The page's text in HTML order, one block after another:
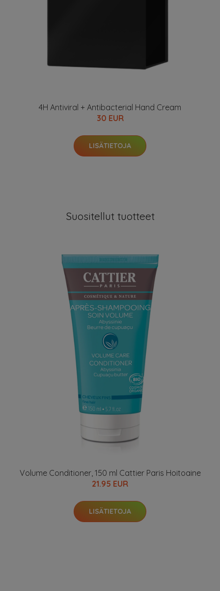
4H Antiviral + Antibacterial Hand Cream
30 EUR
LISÄTIETOJA
Suositellut tuotteet
Volume Conditioner, 150 ml Cattier Paris Hoitoaine
21.95 EUR
LISÄTIETOJA